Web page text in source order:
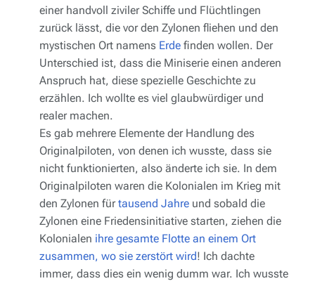
einer handvoll ziviler Schiffe und Flüchtlingen
zurück lässt, die vor den Zylonen fliehen und den
mystischen Ort namens Erde finden wollen. Der
Unterschied ist, dass die Miniserie einen anderen
Anspruch hat, diese spezielle Geschichte zu
erzählen. Ich wollte es viel glaubwürdiger und
realer machen.
Es gab mehrere Elemente der Handlung des
Originalpiloten, von denen ich wusste, dass sie
nicht funktionierten, also änderte ich sie. In dem
Originalpiloten waren die Kolonialen im Krieg mit
den Zylonen fürtausend Jahre und sobald die
Zylonen eine Friedensinitiative starten, ziehen die
Kolonialen ihre gesamte Flotte an einem Ort
zusammen, wo sie zerstört wird! Ich dachte
immer, dass dies ein wenig dumm war. Ich wusste